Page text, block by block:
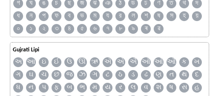
গ
ঘ ঙ চ ছ জ ঝ ঞ ঠ ড ঢ ণ ত থ
দ
ধ
ন প ফ ব ভ ম য র ল শ ষ স হ
য়
০
১ ২ ৩ ৪ ৫ ৬ ৭ ৮ ৯ ৰ ৱ
Gujrati Lipi
અ આ ઇ ઈ ઉ ઊ ઋ ઍ એ ઐ ઑ ઓ ઔ ક
ખ
ગ
ઘ ચ છ જ ઝ ઞ ટ ઠ ડ ઢ ણ ત થ
દ
ધ
ન પ ફ બ ભ મ ય ર લ વ શ ષ સ
હ